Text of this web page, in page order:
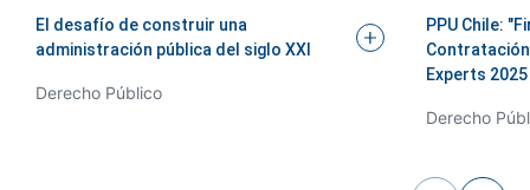
El desafío de construir una
administración pública del siglo XXI
Derecho Público
PPU Chile:
Experts 2025
Derecho